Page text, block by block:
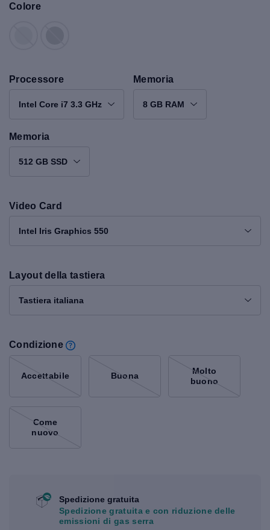
Colore
Processore
Intel Core i7 3.3 GHz
Memoria
8 GB RAM
Memoria
512 GB SSD
Video Card
Intel Iris Graphics 550
Layout della tastiera
Tastiera italiana
Condizione
Accettabile Buona
Molto
buono
Come
nuovo
Spedizione gratuita
Spedizione gratuita e con riduzione delle
emissioni di gas serra